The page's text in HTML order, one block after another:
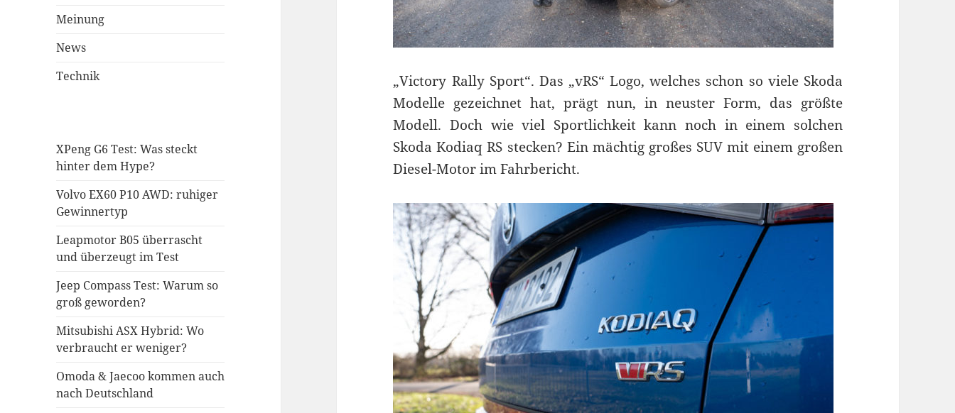
Meinung
News
Technik
XPeng G6 Test: Was steckt
hinter dem Hype?
Volvo EX60 P10 AWD: ruhiger
Gewinnertyp
Leapmotor B05 überrascht
und überzeugt im Test
Jeep Compass Test: Warum so
groß geworden?
Mitsubishi ASX Hybrid: Wo
verbraucht er weniger?
Omoda & Jaecoo kommen auch
nach Deutschland
„Victory Rally Sport“. Das „vRS“ Logo, welches schon so viele Skoda
Modelle gezeichnet hat, prägt nun, in neuster Form, das größte
Modell. Doch wie viel Sportlichkeit kann noch in einem solchen
Skoda Kodiaq RS stecken? Ein mächtig großes SUV mit einem großen
Diesel-Motor im Fahrbericht.